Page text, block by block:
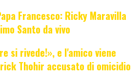
Francesco: Ricky Maravilla
Santo da vivo
si rivede!», e l'amico viene
Thohir accusato di omicidio